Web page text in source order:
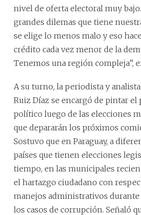
nivel de oferta electoral muy
grandes dilemas que tiene
se elige lo menos malo y eso
crédito cada vez menor de la
Tenemos una región compleja”,
A su turno, la periodista y
Ruiz Díaz se encargó de pintar el
político luego de las elecciones
que depararán los próximos
Sostuvo que en Paraguay, a
países que tienen elecciones
tiempo, en las municipales
el hartazgo ciudadano con
manejos administrativos durante
los casos de corrupción. Señaló